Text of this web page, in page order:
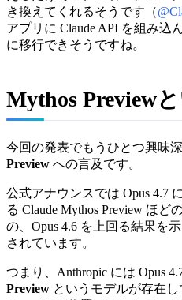
き換えてくれるそうです（
アプリに Claude API を組み込
に移行できそうですね。
Mythos Preview
今回の発表でもうひとつ興味深
Preview への言及です。
公式アナウンスでは Opus 4.7
る Claude Mythos Preview ほ
の、Opus 4.6 を上回る結果を
されています。
つまり、Anthropic には Opus
Preview というモデルが存在